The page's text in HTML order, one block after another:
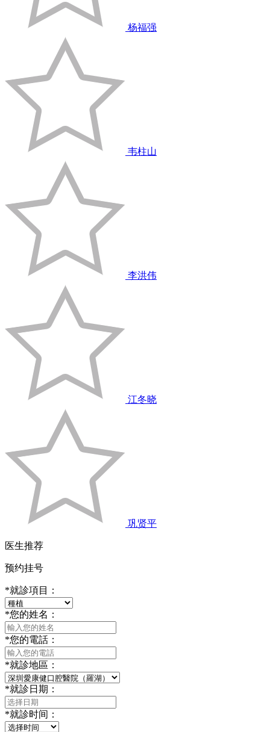
杨福强
韦柱山
李洪伟
江冬晓
巩贤平
医生推荐
预约挂号
*就診項目：
*您的姓名：
*您的電話：
*就診地區：
*就診日期：
*就診时间：